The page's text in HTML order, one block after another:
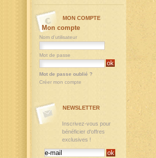
MON COMPTE
Mon compte
Nom d'utilisateur
Mot de passe
Mot de passe oublié ?
Créer mon compte
NEWSLETTER
Inscrivez-vous pour
bénéficier d'offres
exclusives !